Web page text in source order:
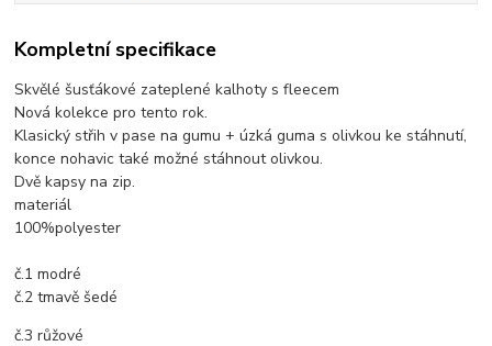
Kompletní specifikace
Skvělé šusťákové zateplené kalhoty s fleecem
Nová kolekce pro tento rok.
Klasický střih v pase na gumu + úzká guma s olivkou ke stáhnutí,
konce nohavic také možné stáhnout olivkou.
Dvě kapsy na zip.
materiál
100%polyester
č.1 modré
č.2 tmavě šedé
č.3 růžové